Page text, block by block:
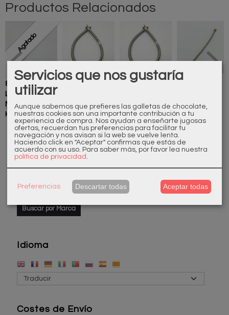
Marcas
Idioma
Costes de Envío
Productos Relacionados
Agotado
835999110
LATIGUILLO
M10X1 X
H15X1...
7,00 €
500045110L55
longitud 55...
6,05 €
500045110L35
longitud 35...
4,84 €
longitud 35
cm...
2,42 €
Servicios que nos gustaría
utilizar
Aunque sabemos que prefieres las galletas de chocolate,
nuestras cookies son una importante contribución a tu
experiencia de compra. Nos ayudan a enseñarte jugosas
ofertas, recuerdan tus preferencias para facilitar tu
navegación y nos avisan si la web se vuelve lenta.
Haciendo click en "Aceptar" confirmas que estás de
acuerdo con su uso. Para saber más, por favor lea nuestra
política de privacidad
Preferencias Descartar todas Aceptar todas